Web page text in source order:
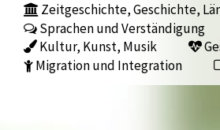
Zeitgeschichte, Geschichte,
Sprachen und Verständigung
Kultur, Kunst, Musik
Migration und Integration